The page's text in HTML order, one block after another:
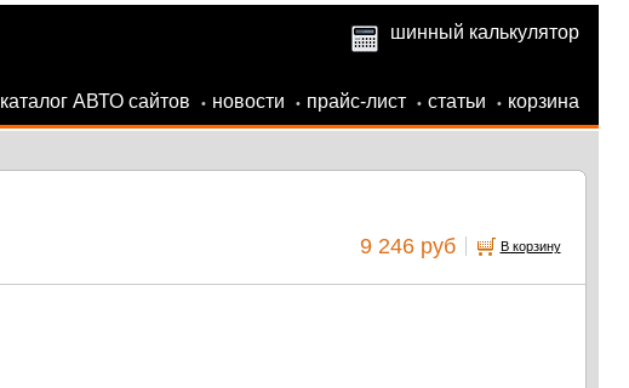
шинный калькулятор
каталог АВТО сайтов • новости • прайс-лист • статьи • корзина
9 246 руб В корзину